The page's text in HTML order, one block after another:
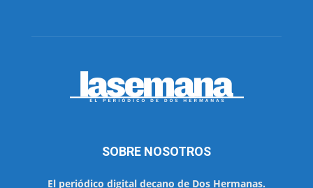
SOBRE NOSOTROS
El periódico digital decano de Dos Hermanas.